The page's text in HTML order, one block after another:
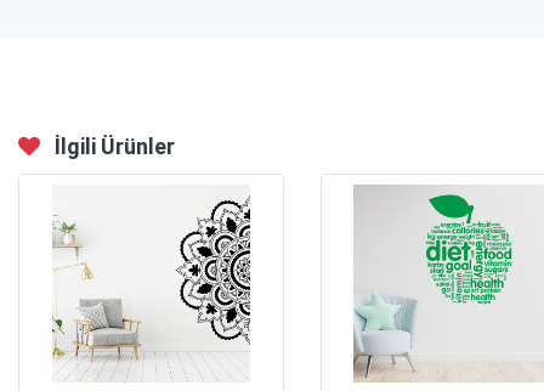
İlgili Ürünler